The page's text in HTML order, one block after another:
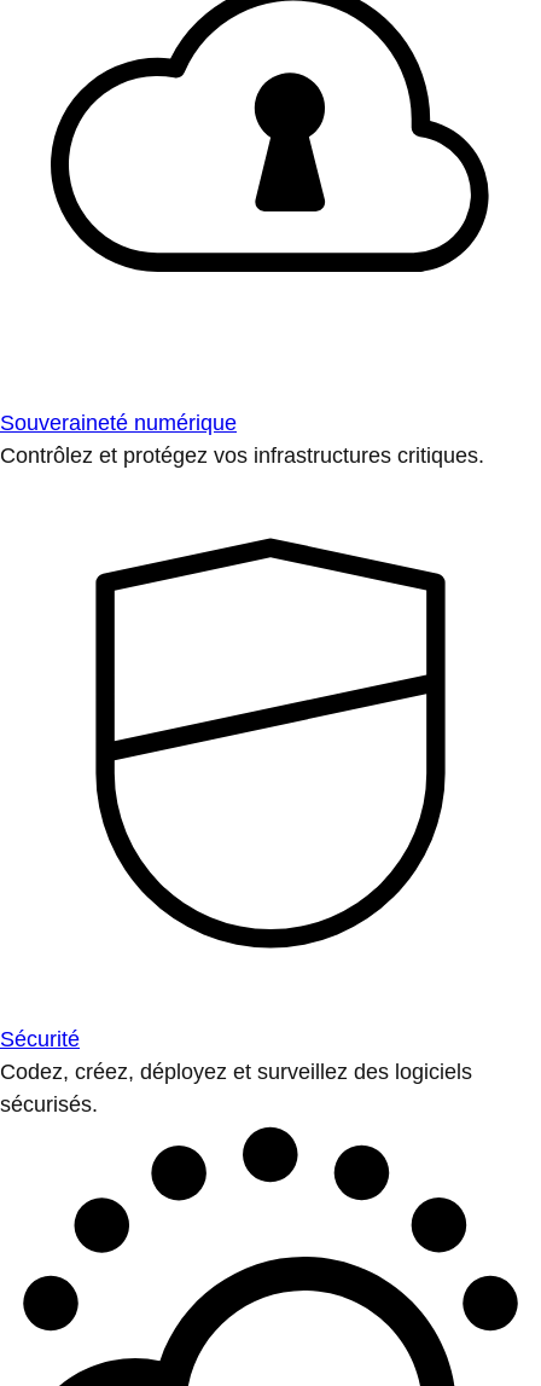
Souveraineté numérique
Contrôlez et protégez vos infrastructures critiques.
Sécurité
Codez, créez, déployez et surveillez des logiciels
sécurisés.